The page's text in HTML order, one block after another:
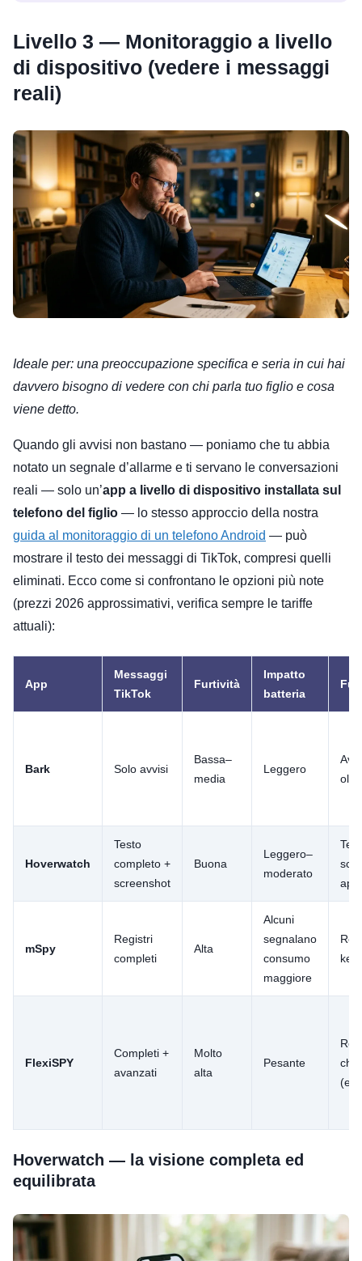
Livello 3 — Monitoraggio a livello
di dispositivo (vedere i messaggi
reali)
Ideale per: una preoccupazione specifica e seria in cui hai
davvero bisogno di vedere con chi parla tuo figlio e cosa
viene detto.
Quando gli avvisi non bastano — poniamo che tu abbia
notato un segnale d’allarme e ti servano le conversazioni
reali — solo un’app a livello di dispositivo installata sul
telefono del figlio — lo stesso approccio della nostra
guida al monitoraggio di un telefono Android — può
mostrare il testo dei messaggi di TikTok, compresi quelli
eliminati. Ecco come si confrontano le opzioni più note
(prezzi 2026 approssimativi, verifica sempre le tariffe
attuali):
App
Messaggi
TikTok
Furtività
Impatto
batteria
Bark Solo avvisi
Bassa–
media
Leggero
Hoverwatch
Testo
completo +
screenshot
Buona
Leggero–
moderato
mSpy
Registri
completi
Alta
Alcuni
segnalano
consumo
maggiore
FlexiSPY
Completi +
avanzati
Molto
alta
Pesante
Hoverwatch — la visione completa ed
equilibrata